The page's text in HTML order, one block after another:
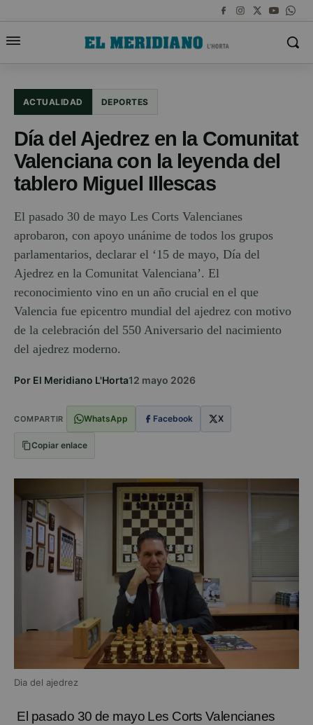
ACTUALIDAD DEPORTES
Día del Ajedrez en la Comunitat
Valenciana con la leyenda del
tablero Miguel Illescas
El pasado 30 de mayo Les Corts Valencianes
aprobaron, con apoyo unánime de todos los grupos
parlamentarios, declarar el ‘15 de mayo, Día del
Ajedrez en la Comunitat Valenciana’. El
reconocimiento vino en un año crucial en el que
Valencia fue epicentro mundial del ajedrez con motivo
de la celebración del 550 Aniversario del nacimiento
del ajedrez moderno.
Por El Meridiano L'Horta12 mayo 2026
COMPARTIR WhatsApp Facebook X
Copiar enlace
Dia del ajedrez
El pasado 30 de mayo Les Corts Valencianes